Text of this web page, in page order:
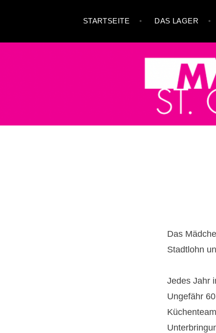
springen
STARTSEITE DAS LAGER
MÄDCHENLAGER
Das
Stadtlohn
Jedes Jahr
Ungefähr